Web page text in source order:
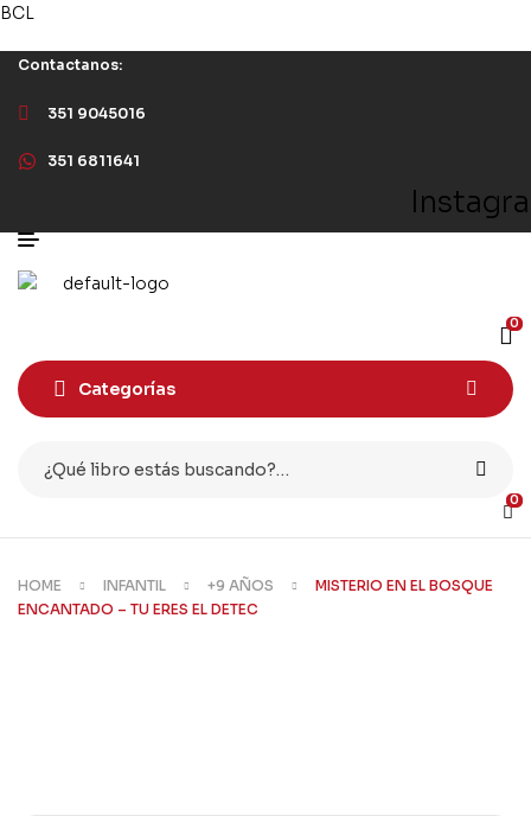
BCL
Contactanos:
351 9045016
351 6811641
0
Categorías
para:
0
HOME INFANTIL +9 AÑOS
MISTERIO EN EL BOSQUE
ENCANTADO – TU ERES EL DETEC